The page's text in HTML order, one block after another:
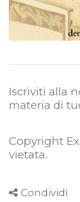
Iscriviti alla
materia di
Copyright
vietata.
Condividi